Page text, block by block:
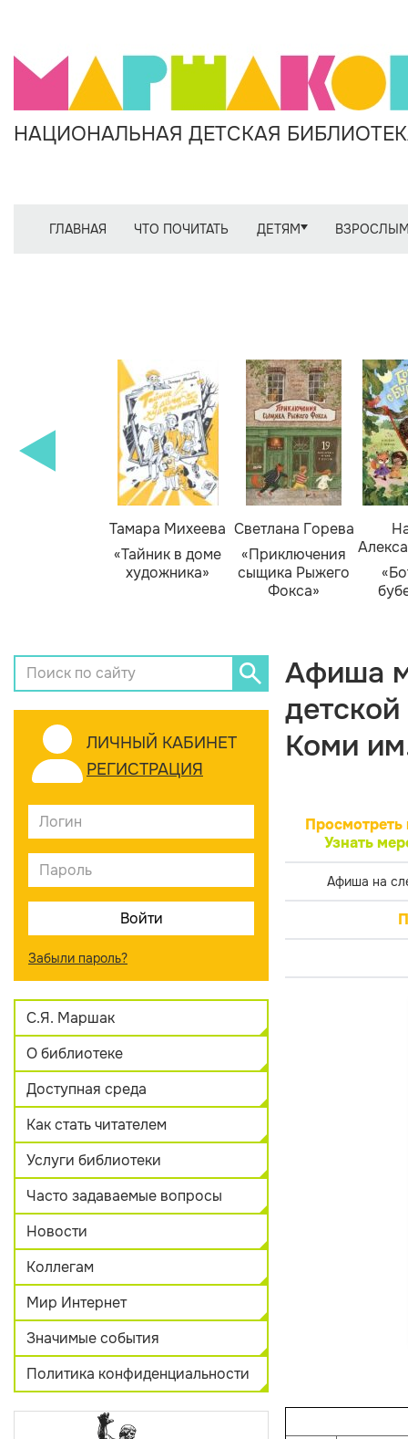
НАЦИОНАЛЬНАЯ ДЕТСКАЯ
ГЛАВНАЯ ЧТО ПОЧИТАТЬ ДЕТЯМ
Тамара Михеева
«Тайник в доме
художника»
Светлана Горева
«Приключения
сыщика Рыжего
Фокса»
ЛИЧНЫЙ КАБИНЕТ
РЕГИСТРАЦИЯ
Забыли пароль?
С.Я. Маршак
О библиотеке
Доступная среда
Как стать читателем
Услуги библиотеки
Часто задаваемые вопросы
Новости
Коллегам
Мир Интернет
Значимые события
Политика конфиденциальности
Афиша
Коми
Просмотреть
Узнать
Афиша на